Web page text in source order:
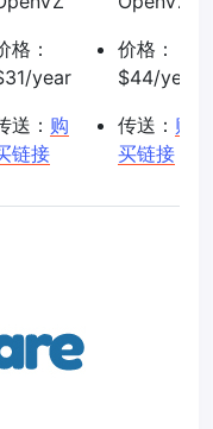
格：
year
送： 购
链接
价格：
$44/year
传送： 购
买链接